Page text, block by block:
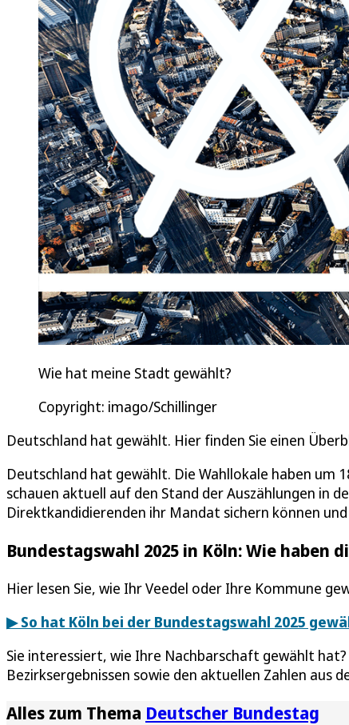
Wie hat meine Stadt gewählt?
Copyright: imago/Schillinger
Deutschland hat gewählt. Hier finden Sie einen
Deutschland hat gewählt. Die Wahllokale haben um
schauen aktuell auf den Stand der Auszählungen in
Direktkandidierenden ihr Mandat sichern können
Bundestagswahl 2025 in Köln: Wie haben
Hier lesen Sie, wie Ihr Veedel oder Ihre Kommune
▶ So hat Köln bei der Bundestagswahl 2025
Sie interessiert, wie Ihre Nachbarschaft gewählt
Bezirksergebnissen sowie den aktuellen Zahlen aus
Alles zum Thema Deutscher Bundestag